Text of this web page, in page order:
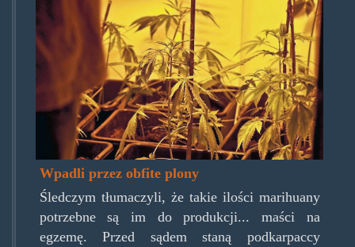
Wpadli przez obfite plony
Śledczym tłumaczyli, że takie ilości marihuany
potrzebne są im do produkcji... maści na
egzemę. Przed sądem staną podkarpaccy